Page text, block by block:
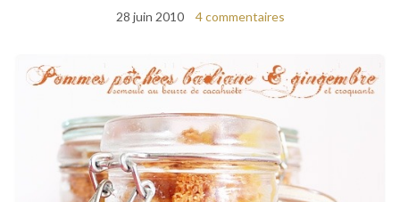
28 juin 2010 4 commentaires